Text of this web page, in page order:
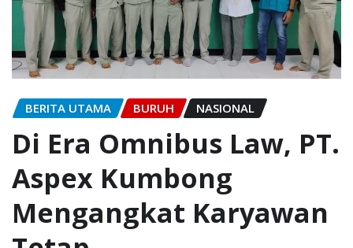
BERITA UTAMA BURUH NASIONAL
Di Era Omnibus Law, PT.
Aspex Kumbong
Mengangkat Karyawan